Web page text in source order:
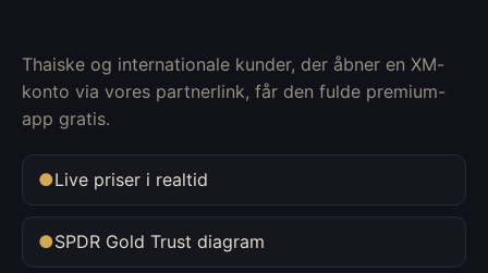
Thaiske og internationale kunder, der åbner en XM-
konto via vores partnerlink, får den fulde premium-
app gratis.
●Live priser i realtid
●SPDR Gold Trust diagram